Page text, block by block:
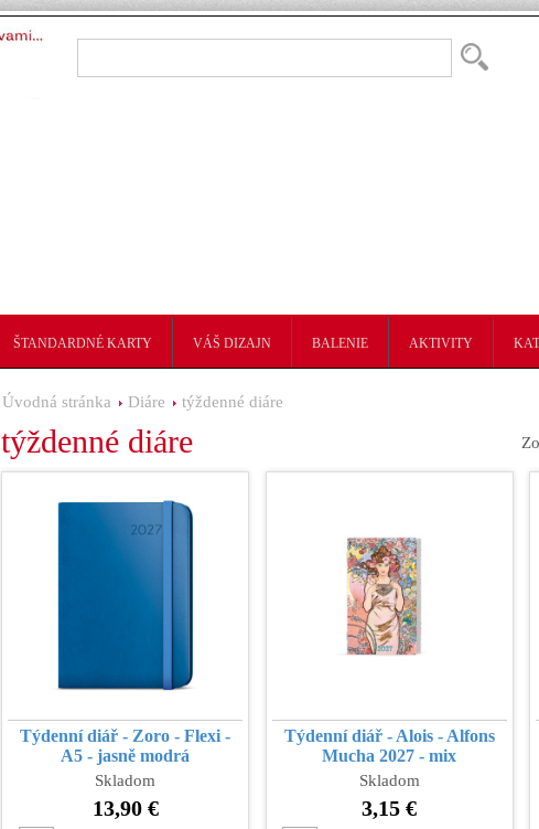
ŠTANDARDNÉ KARTY VÁŠ DIZAJN BALENIE AKTIVITY
Úvodná stránka Diáre týždenné diáre
týždenné diáre
Týdenní diář - Zoro - Flexi -
A5 - jasně modrá
Skladom
13,90 €
Týdenní diář - Alois - Alfons
Mucha 2027 - mix
Skladom
3,15 €